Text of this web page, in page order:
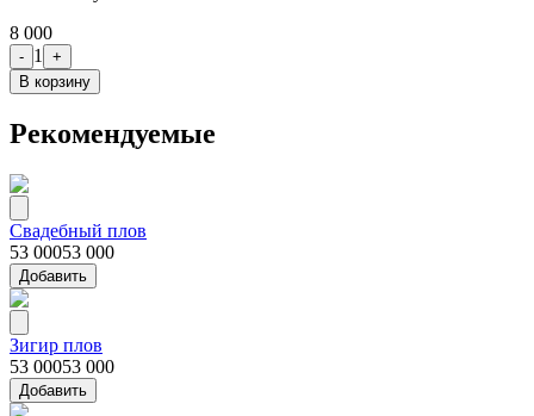
8 000
- 1
+
В корзину
Рекомендуемые
Свадебный плов
53 00053 000
Добавить
Зигир плов
53 00053 000
Добавить